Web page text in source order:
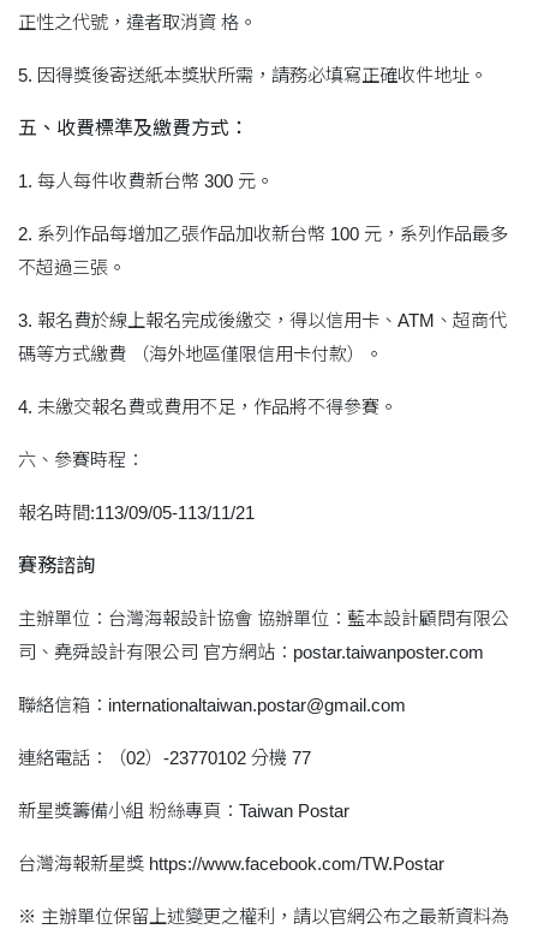
正性之代號，違者取消資 格。
5. 因得獎後寄送紙本獎狀所需，請務必填寫正確收件地址。
五、收費標準及繳費方式：
1. 每人每件收費新台幣 300 元。
2. 系列作品每增加乙張作品加收新台幣 100 元，系列作品最多
不超過三張。
3. 報名費於線上報名完成後繳交，得以信用卡、ATM、超商代
碼等方式繳費 （海外地區僅限信用卡付款）。
4. 未繳交報名費或費用不足，作品將不得參賽。
六、參賽時程：
報名時間:113/09/05-113/11/21
賽務諮詢
主辦單位：台灣海報設計協會 協辦單位：藍本設計顧問有限公
司、堯舜設計有限公司 官方網站：postar.taiwanposter.com
聯絡信箱：internationaltaiwan.postar@gmail.com
連絡電話：（02）-23770102 分機 77
新星獎籌備小組 粉絲專頁：Taiwan Postar
台灣海報新星獎 https://www.facebook.com/TW.Postar
※ 主辦單位保留上述變更之權利，請以官網公布之最新資料為